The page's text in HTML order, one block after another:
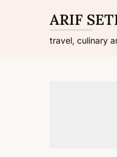
ARIF
travel, culinary